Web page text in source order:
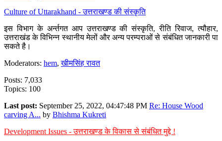
Culture of Uttarakhand - उत्तराखण्ड की संस्कृति
इस विभाग के अर्न्तगत आप उत्तराखण्ड की संस्कृति, रीति रिवाज, त्यौहार,
उत्तराखंड के विभिन्न स्थानीय मेलों और अन्य परम्पराओं से संबंधित जानकारी पा
सकते है।
Moderators: hem,खीमसिंह रावत
Posts: 7,033
Topics: 100
Last post: September 25, 2022, 04:47:48 PM Re: House Wood
carving A... by Bhishma Kukreti
Development Issues - उत्तराखण्ड के विकास से संबंधित मुद्दे !